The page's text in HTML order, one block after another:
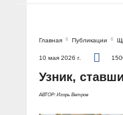
Главная Публикации
10 мая 2026 г.
Узник,
АВТОР: Игорь Ветров